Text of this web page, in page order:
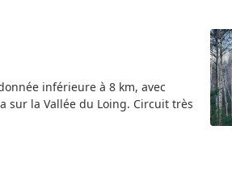
inférieure à 8 km, avec
sur la Vallée du Loing. Circuit très